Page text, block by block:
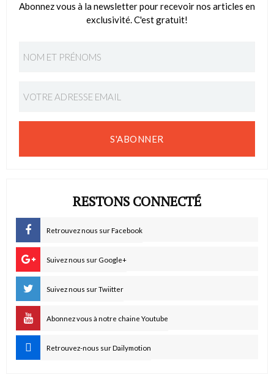
Abonnez vous à la newsletter pour recevoir nos articles en
exclusivité. C'est gratuit!
S'ABONNER
RESTONS CONNECTÉ
Retrouvez nous sur Facebook
Suivez nous sur Google+
Suivez nous sur Twiitter
Abonnez vous à notre chaine Youtube
Retrouvez-nous sur Dailymotion